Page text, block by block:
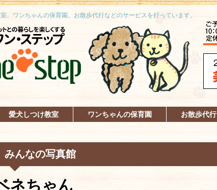
、ワンちゃんの保育園、お散歩代行などのサービスを行っています。
愛犬しつけ教室 ワンちゃんの保育園 お散歩代行
みんなの写真館
ネちゃん